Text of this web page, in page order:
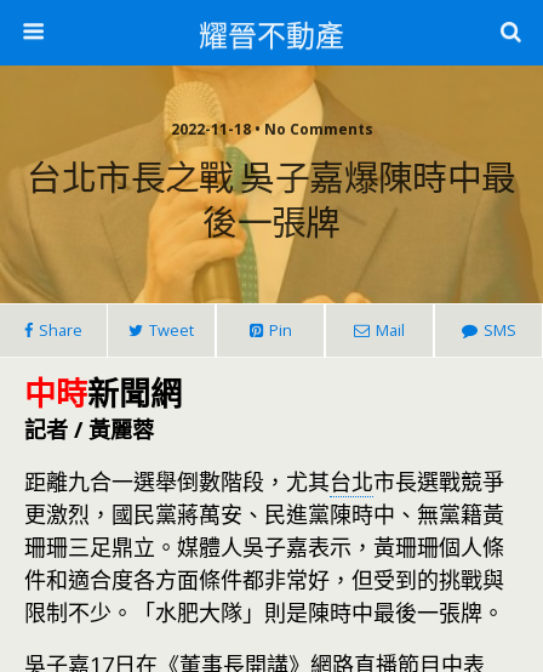
耀晉不動產
2022-11-18 • No Comments
台北市長之戰 吳子嘉爆陳時中最
後一張牌
Share Tweet Pin Mail SMS
中時新聞網
記者 / 黃麗蓉
距離九合一選舉倒數階段，尤其台北市長選戰競爭
更激烈，國民黨蔣萬安、民進黨陳時中、無黨籍黃
珊珊三足鼎立。媒體人吳子嘉表示，黃珊珊個人條
件和適合度各方面條件都非常好，但受到的挑戰與
限制不少。「水肥大隊」則是陳時中最後一張牌。
吳子嘉17日在《董事長開講》網路直播節目中表